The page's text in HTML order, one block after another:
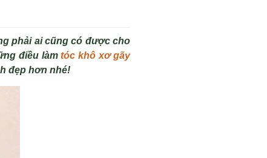
phải ai cũng có được cho
điều làmtóc khô xơ gãy
đẹp hơn nhé!